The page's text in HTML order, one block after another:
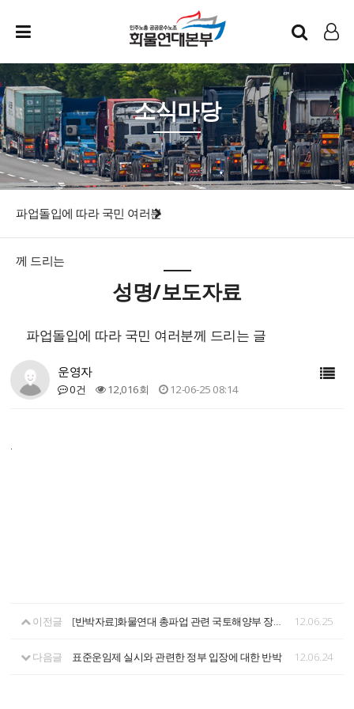
인트라넷
LOG IN
소식마당
파업돌입에 따라 국민 여러분
께 드리는
성명/보도자료
파업돌입에 따라 국민 여러분께 드리는 글
운영자
0건 12,016회 12-06-25 08:14
.
이전글 [반박자료]화물연대 총파업 관련 국토해양부 장관 대국민 담화문에 대한 화물연대 반박자료 12.06.25
다음글 표준운임제 실시와 관련한 정부 입장에 대한 반박 12.06.24